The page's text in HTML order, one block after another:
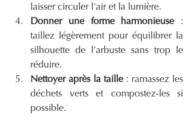
laisser circuler l’air et la lumière.
Donner une forme harmonieuse :
taillez légèrement pour équilibrer la
silhouette de l’arbuste sans trop le
réduire.
Nettoyer après la taille : ramassez les
déchets verts et compostez-les si
possible.